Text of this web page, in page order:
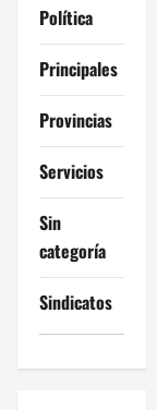
Política
Principales
Provincias
Servicios
Sin
categoría
Sindicatos